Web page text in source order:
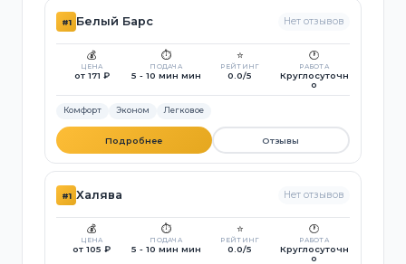
#1 Белый Барс Нет отзывов
💰
ЦЕНА
от 171 ₽
⏱️
ПОДАЧА
5 - 10 мин мин
⭐
РЕЙТИНГ
0.0/5
🕐
РАБОТА
Круглосуточн
о
Комфорт Эконом Легковое
Подробнее Отзывы
#1 Халява Нет отзывов
💰
ЦЕНА
от 105 ₽
⏱️
ПОДАЧА
5 - 10 мин мин
⭐
РЕЙТИНГ
0.0/5
🕐
РАБОТА
Круглосуточн
о